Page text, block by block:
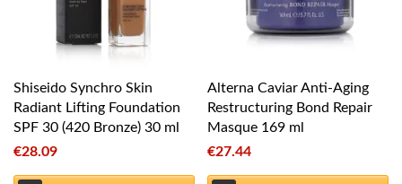
Shiseido Synchro Skin
Radiant Lifting Foundation
SPF 30 (420 Bronze) 30 ml
€28.09
Alterna Caviar Anti-Aging
Restructuring Bond Repair
Masque 169 ml
€27.44